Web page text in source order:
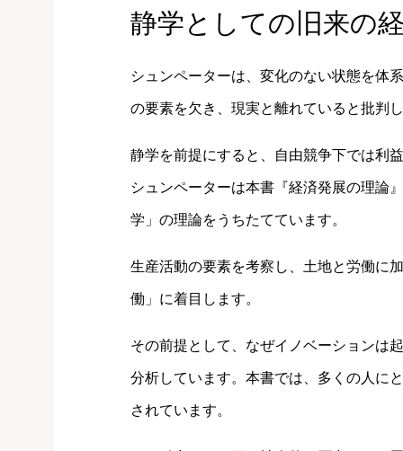
静学としての旧来の
シュンペーターは、変化のない状態を体
の要素を欠き、現実と離れていると批判
静学を前提にすると、自由競争下では利
シュンペーターは本書『経済発展の理論
学」の理論をうちたてています。
生産活動の要素を考察し、土地と労働に
働」に着目します。
その前提として、なぜイノベーションは
分析しています。本書では、多くの人に
されています。